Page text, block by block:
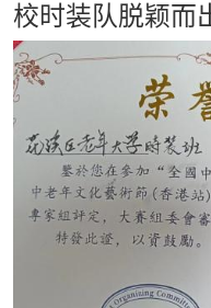
校时装队脱颖而